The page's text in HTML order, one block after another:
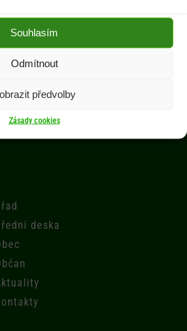
Souhlasím
Odmítnout
předvolby
Zásady cookies
hod. / 14.00-17.00 hod.
deska